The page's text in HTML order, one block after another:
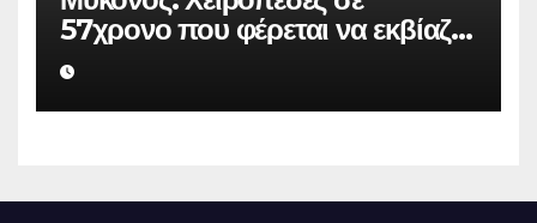
57χρονο που φέρεται να εκβίαζε
επιχείρηση για να «θάψει»
ψευδείς καταγγελίες – Η παγίδα
που του έστησε η ΕΛ.ΑΣ.